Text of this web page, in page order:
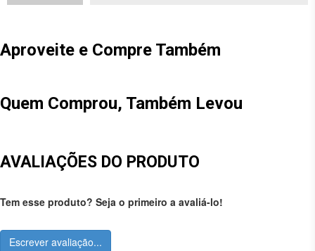
Aproveite e Compre Também
Quem Comprou, Também Levou
AVALIAÇÕES DO PRODUTO
Tem esse produto? Seja o primeiro a avaliá-lo!
Escrever avaliação...